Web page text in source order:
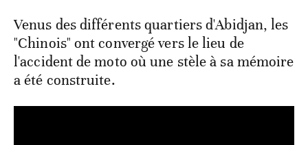
Venus des différents quartiers d'Abidjan, les
"Chinois" ont convergé vers le lieu de
l'accident de moto où une stèle à sa mémoire
a été construite.